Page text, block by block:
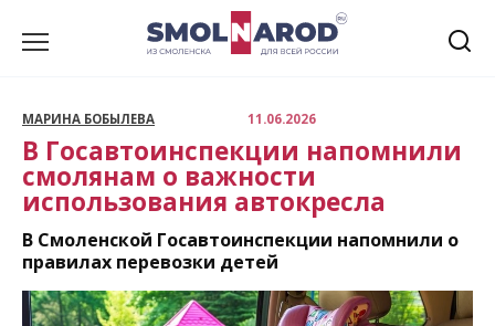
МАРИНА БОБЫЛЕВА 11.06.2026
В Госавтоинспекции напомнили
смолянам о важности
использования автокресла
В Смоленской Госавтоинспекции напомнили о
правилах перевозки детей